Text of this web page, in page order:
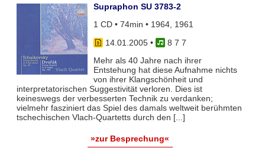
Supraphon SU 3783-2
1 CD • 74min • 1964, 1961
14.01.2005•
8 7 7
Mehr als 40 Jahre nach ihrer
Entstehung hat diese Aufnahme nichts
von ihrer Klangschönheit und
interpretatorischen Suggestivität verloren. Dies ist
keineswegs der verbesserten Technik zu verdanken;
vielmehr fasziniert das Spiel des damals weltweit berühmten
tschechischen Vlach-Quartetts durch den [...]
»zur Besprechung«